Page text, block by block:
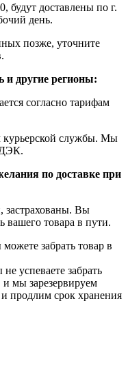
будут доставлены по г.
день.
позже, уточните
и другие регионы:
согласно тарифам
курьерской службы. Мы
по доставке при
застрахованы. Вы
вашего товара в пути.
забрать товар в
успеваете забрать
и мы зарезервируем
продлим срок хранения